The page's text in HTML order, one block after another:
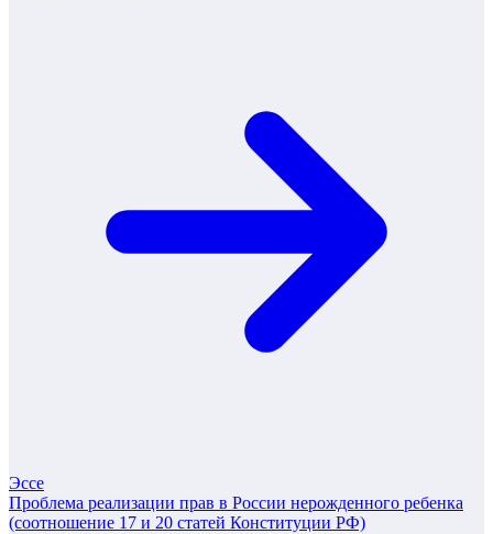
Эссе
Проблема реализации прав в России нерожденного ребенка
(соотношение 17 и 20 статей Конституции РФ)